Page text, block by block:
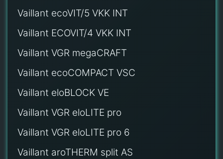
Vaillant ecoVIT/5 VKK INT
Vaillant ECOVIT/4 VKK INT
Vaillant VGR megaCRAFT
Vaillant ecoCOMPACT VSC
Vaillant eloBLOCK VE
Vaillant VGR eloLITE pro
Vaillant VGR eloLITE pro 6
Vaillant aroTHERM split AS